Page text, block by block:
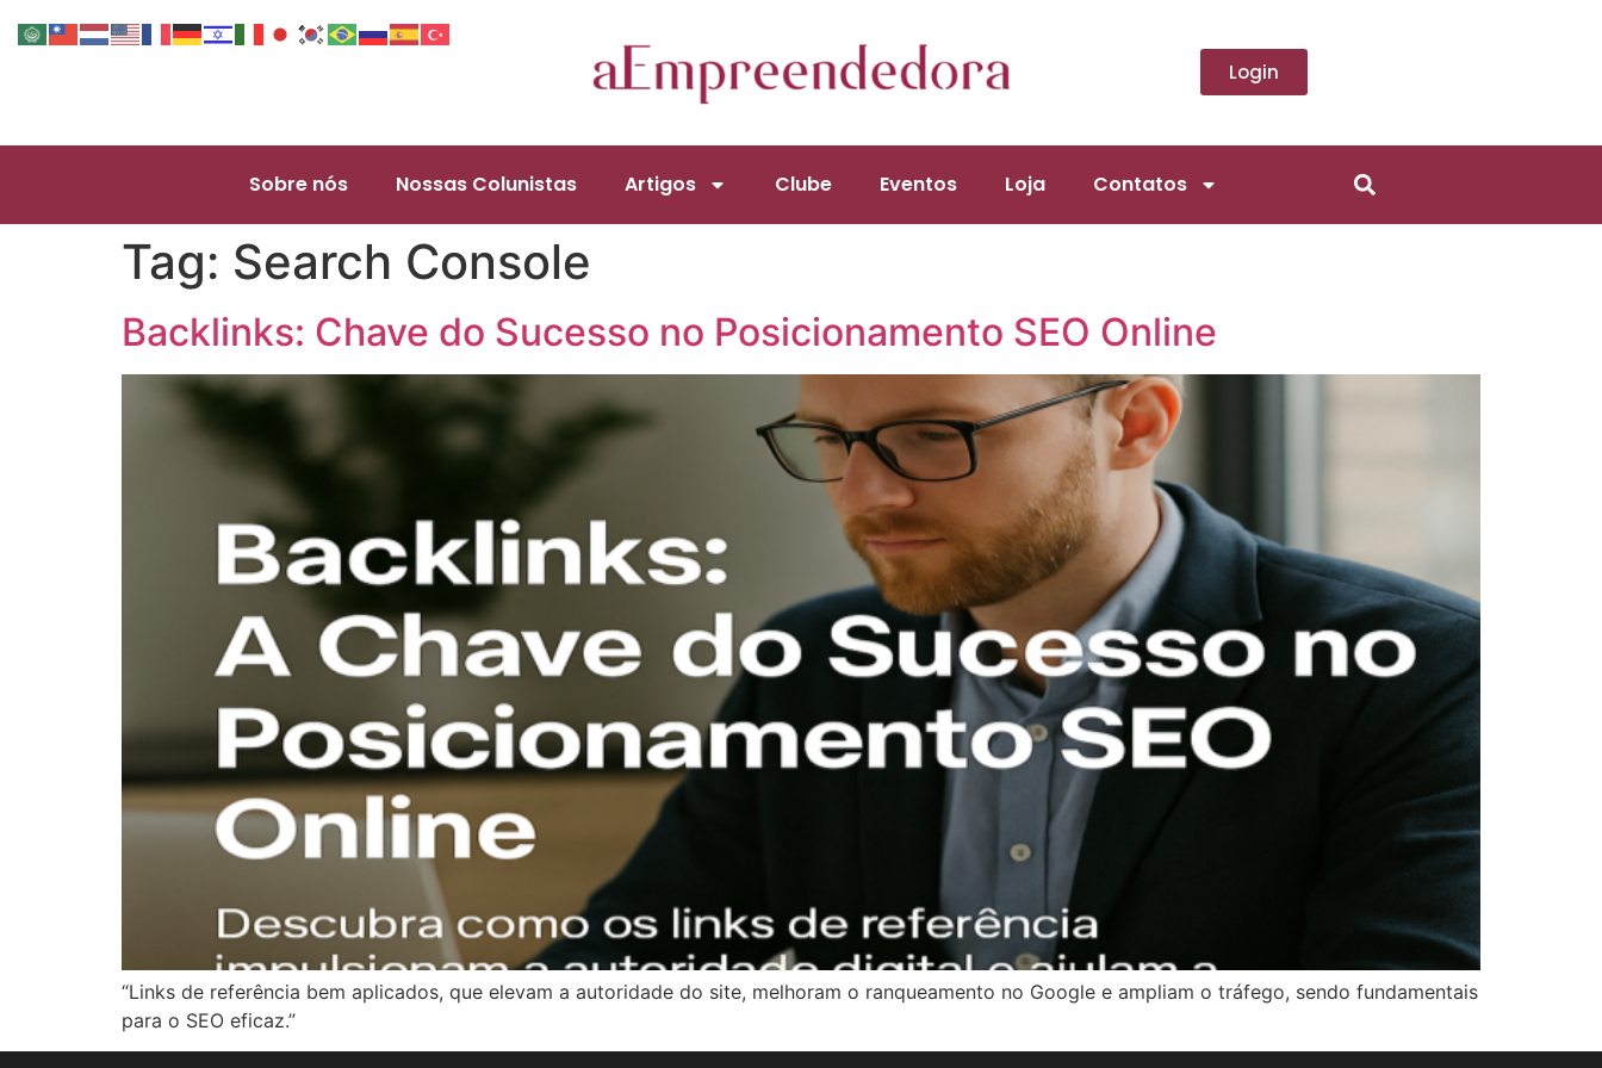
Login
Sobre nós Nossas Colunistas Artigos Clube Eventos Loja Contatos
Tag: Search Console
Backlinks: Chave do Sucesso no Posicionamento SEO Online
“Links de referência bem aplicados, que elevam a autoridade do site, melhoram o ranqueamento no Google e ampliam o tráfego, sendo fundamentais
para o SEO eficaz.”